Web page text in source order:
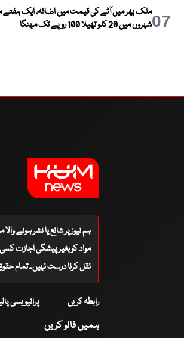
07ملک بھر میں آٹے کی قیمت میں اضافہ، ایک ہفتے
شہروں میں 20 کلو تھیلا 100 روپے تک مہنگا
ہم نیوز پر شائع یا نشر ہونے
مواد کو بغیر پیشگی اجازت
نقل کرنا درست نہیں۔ تمام حقوق
رابطہ کریں پرائیویسی
ہمیں فالو کریں